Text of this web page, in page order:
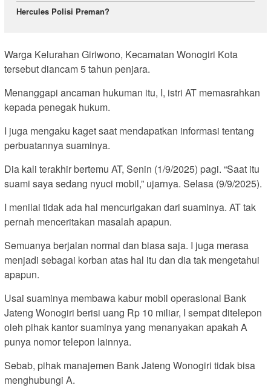
Hercules Polisi Preman?
Warga Kelurahan Giriwono, Kecamatan Wonogiri Kota
tersebut diancam 5 tahun penjara.
Menanggapi ancaman hukuman itu, I, istri AT memasrahkan
kepada penegak hukum.
I juga mengaku kaget saat mendapatkan informasi tentang
perbuatannya suaminya.
Dia kali terakhir bertemu AT, Senin (1/9/2025) pagi. “Saat itu
suami saya sedang nyuci mobil,” ujarnya. Selasa (9/9/2025).
I menilai tidak ada hal mencurigakan dari suaminya. AT tak
pernah menceritakan masalah apapun.
Semuanya berjalan normal dan biasa saja. I juga merasa
menjadi sebagai korban atas hal itu dan dia tak mengetahui
apapun.
Usai suaminya membawa kabur mobil operasional Bank
Jateng Wonogiri berisi uang Rp 10 miliar, I sempat ditelepon
oleh pihak kantor suaminya yang menanyakan apakah A
punya nomor telepon lainnya.
Sebab, pihak manajemen Bank Jateng Wonogiri tidak bisa
menghubungi A.